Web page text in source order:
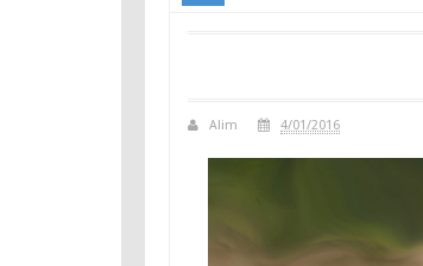
Alim 4/01/2016